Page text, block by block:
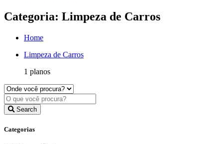
Categoria: Limpeza de Carros
Home
Limpeza de Carros
1 planos
Search
Categorias